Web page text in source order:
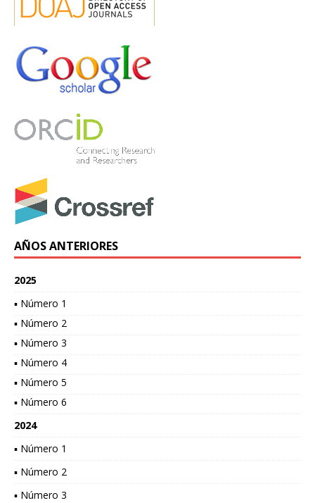
AÑOS ANTERIORES
2025
▪ Número 1
▪ Número 2
▪ Número 3
▪ Número 4
▪ Número 5
▪ Número 6
2024
▪ Número 1
▪ Número 2
▪ Número 3